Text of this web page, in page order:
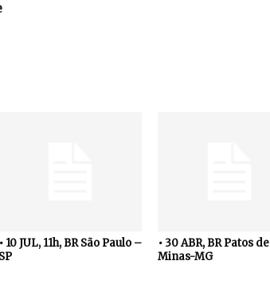
• 10 JUL, 11h, BR São Paulo –
SP
• 30 ABR, BR Patos de
Minas-MG